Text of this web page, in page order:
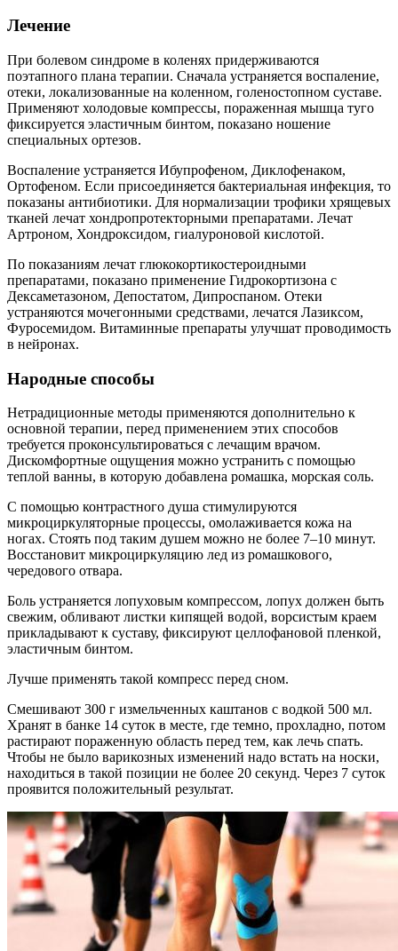
Лечение
При болевом синдроме в коленях придерживаются
поэтапного плана терапии. Сначала устраняется воспаление,
отеки, локализованные на коленном, голеностопном суставе.
Применяют холодовые компрессы, пораженная мышца туго
фиксируется эластичным бинтом, показано ношение
специальных ортезов.
Воспаление устраняется Ибупрофеном, Диклофенаком,
Ортофеном. Если присоединяется бактериальная инфекция, то
показаны антибиотики. Для нормализации трофики хрящевых
тканей лечат хондропротекторными препаратами. Лечат
Артроном, Хондроксидом, гиалуроновой кислотой.
По показаниям лечат глюкокортикостероидными
препаратами, показано применение Гидрокортизона с
Дексаметазоном, Депостатом, Дипроспаном. Отеки
устраняются мочегонными средствами, лечатся Лазиксом,
Фуросемидом. Витаминные препараты улучшат проводимость
в нейронах.
Народные способы
Нетрадиционные методы применяются дополнительно к
основной терапии, перед применением этих способов
требуется проконсультироваться с лечащим врачом.
Дискомфортные ощущения можно устранить с помощью
теплой ванны, в которую добавлена ромашка, морская соль.
С помощью контрастного душа стимулируются
микроциркуляторные процессы, омолаживается кожа на
ногах. Стоять под таким душем можно не более 7–10 минут.
Восстановит микроциркуляцию лед из ромашкового,
чередового отвара.
Боль устраняется лопуховым компрессом, лопух должен быть
свежим, обливают листки кипящей водой, ворсистым краем
прикладывают к суставу, фиксируют целлофановой пленкой,
эластичным бинтом.
Лучше применять такой компресс перед сном.
Смешивают 300 г измельченных каштанов с водкой 500 мл.
Хранят в банке 14 суток в месте, где темно, прохладно, потом
растирают пораженную область перед тем, как лечь спать.
Чтобы не было варикозных изменений надо встать на носки,
находиться в такой позиции не более 20 секунд. Через 7 суток
проявится положительный результат.